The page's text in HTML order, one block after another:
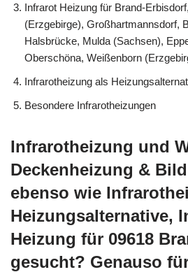
Infrarot Heizung für Brand-
(Erzgebirge), Großhartmannsdorf,
Halsbrücke, Mulda (Sachsen),
Oberschöna, Weißenborn
Infrarotheizung als
Besondere Infrarotheizungen
Infrarotheizung und
Deckenheizung &
ebenso wie
Heizungsalternative,
Heizung für 09618
gesucht? Genauso